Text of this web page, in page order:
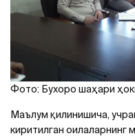
Фото: Бухоро шаҳари
Маълум қилинишича,
киритилган оилаларнинг